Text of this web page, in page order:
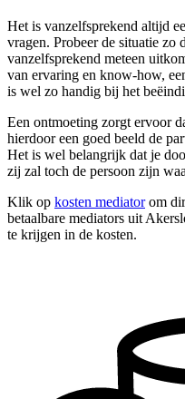
Het is vanzelfsprekend altijd
vragen. Probeer de situatie
vanzelfsprekend meteen
van ervaring en know-how,
is wel zo handig bij het
Een ontmoeting zorgt ervoor
hierdoor een goed beeld de
Het is wel belangrijk dat je
zij zal toch de persoon zijn
Klik op kosten mediatorom
betaalbare mediators uit
te krijgen in de kosten.